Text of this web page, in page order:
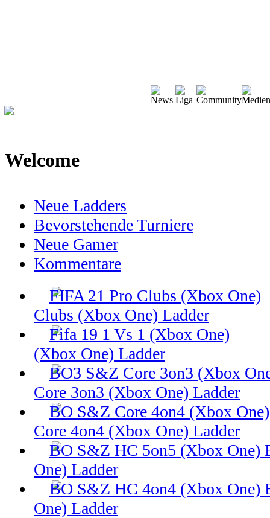
Welcome
Neue Ladders
Bevorstehende Turniere
Neue Gamer
Kommentare
Clubs (Xbox One) Ladder
(Xbox One) Ladder
Core 3on3 (Xbox One) Ladder
Core 4on4 (Xbox One) Ladder
One) Ladder
One) Ladder